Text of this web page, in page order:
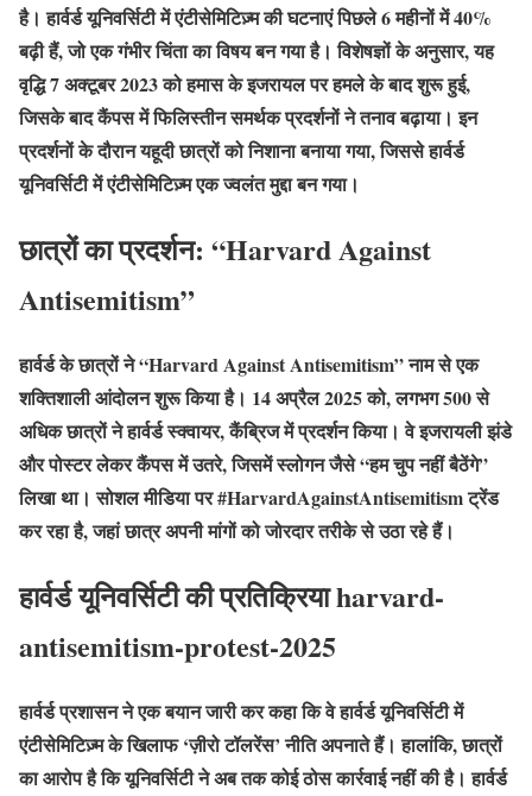
है। हार्वर्ड यूनिवर्सिटी में एंटीसेमिटिज़्म की घटनाएं पिछले 6 महीनों में 40%
बढ़ी हैं, जो एक गंभीर चिंता का विषय बन गया है। विशेषज्ञों के अनुसार, यह
वृद्धि 7 अक्टूबर 2023 को हमास के इजरायल पर हमले के बाद शुरू हुई,
जिसके बाद कैंपस में फिलिस्तीन समर्थक प्रदर्शनों ने तनाव बढ़ाया। इन
प्रदर्शनों के दौरान यहूदी छात्रों को निशाना बनाया गया, जिससे हार्वर्ड
यूनिवर्सिटी में एंटीसेमिटिज़्म एक ज्वलंत मुद्दा बन गया।
छात्रों का प्रदर्शन: “Harvard Against
Antisemitism”
हार्वर्ड के छात्रों ने “Harvard Against Antisemitism” नाम से एक
शक्तिशाली आंदोलन शुरू किया है। 14 अप्रैल 2025 को, लगभग 500 से
अधिक छात्रों ने हार्वर्ड स्क्वायर, कैंब्रिज में प्रदर्शन किया। वे इजरायली झंडे
और पोस्टर लेकर कैंपस में उतरे, जिसमें स्लोगन जैसे “हम चुप नहीं बैठेंगे”
लिखा था। सोशल मीडिया पर #HarvardAgainstAntisemitism ट्रेंड
कर रहा है, जहां छात्र अपनी मांगों को जोरदार तरीके से उठा रहे हैं।
हार्वर्ड यूनिवर्सिटी की प्रतिक्रिया harvard-
antisemitism-protest-2025
हार्वर्ड प्रशासन ने एक बयान जारी कर कहा कि वे हार्वर्ड यूनिवर्सिटी में
एंटीसेमिटिज़्म के खिलाफ ‘ज़ीरो टॉलरेंस’ नीति अपनाते हैं। हालांकि, छात्रों
का आरोप है कि यूनिवर्सिटी ने अब तक कोई ठोस कार्रवाई नहीं की है। हार्वर्ड